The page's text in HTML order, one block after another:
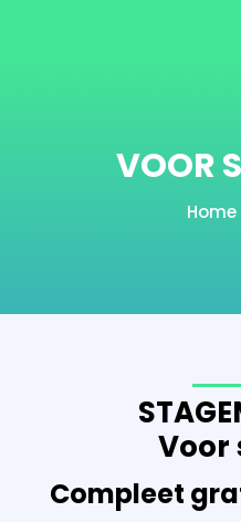
VOOR
Voor
Compleet